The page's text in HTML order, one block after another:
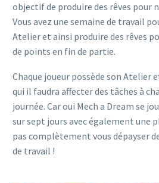
objectif de produire des rêves pour
Vous avez une semaine de travail
Atelier et ainsi produire des rêves
de points en fin de partie.
Chaque joueur possède son Atelier
qui il faudra affecter des tâches à
journée. Car oui Mech a Dream se
sur sept jours avec également une
pas complètement vous dépayser
de travail !